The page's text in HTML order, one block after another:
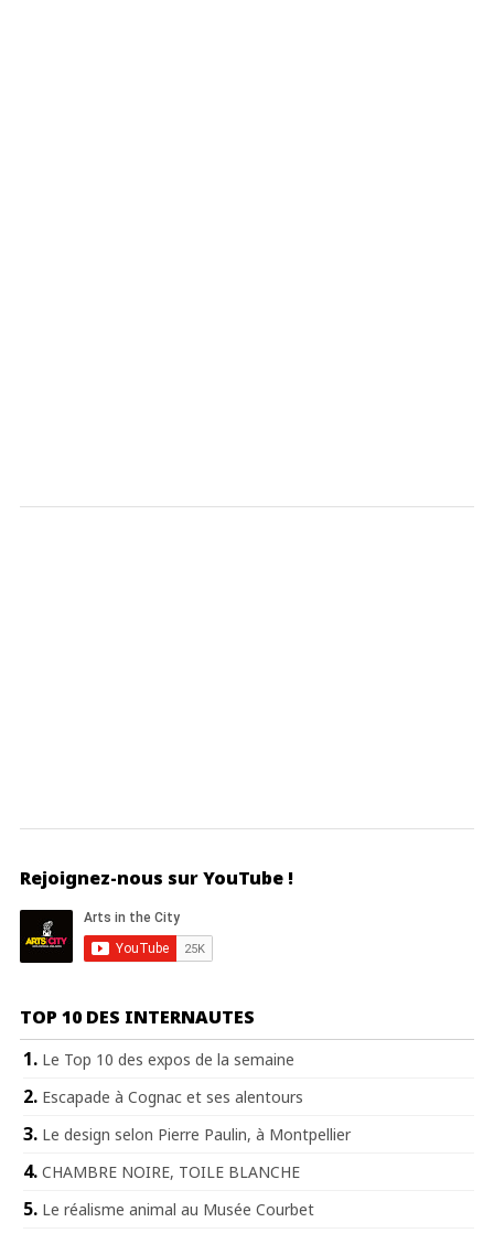
Rejoignez-nous sur YouTube !
TOP 10 DES INTERNAUTES
Le Top 10 des expos de la semaine
Escapade à Cognac et ses alentours
Le design selon Pierre Paulin, à Montpellier
CHAMBRE NOIRE, TOILE BLANCHE
Le réalisme animal au Musée Courbet